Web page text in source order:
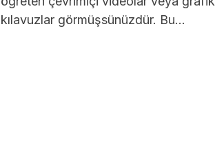
kılavuzlar görmüşsünüzdür. Bu